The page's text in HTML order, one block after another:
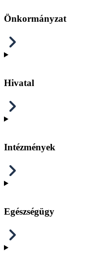
Önkormányzat
Hivatal
Intézmények
Egészségügy